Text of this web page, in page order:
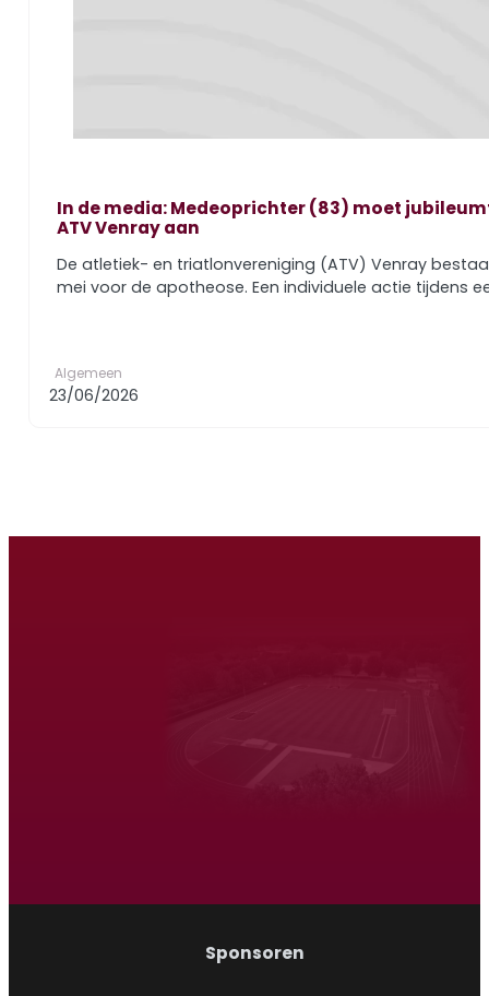
In de media: Medeoprichter (83) moet
ATV Venray aan
De atletiek- en triatlonvereniging (ATV) Venray
mei voor de apotheose. Een individuele actie tijdens
Algemeen
23/06/2026
Sponsoren